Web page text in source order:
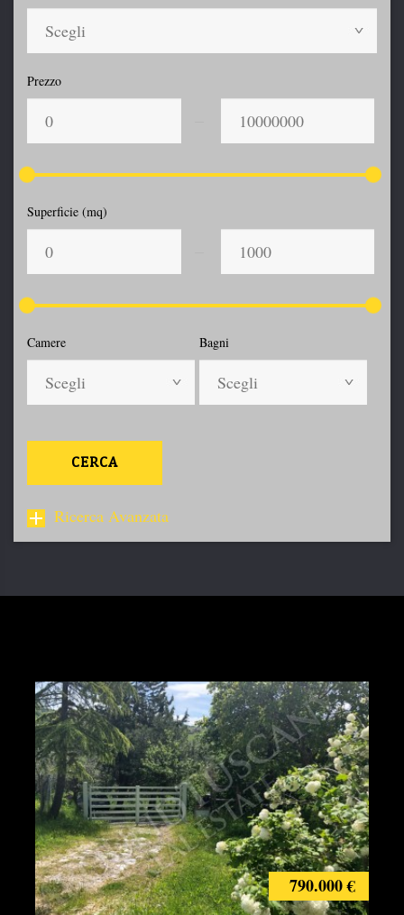
Scegli
Prezzo
Superficie (mq)
Camere
Scegli
Bagni
Scegli
CERCA
Ricerca Avanzata
790.000 €